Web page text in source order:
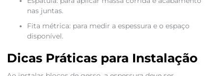
nas juntas.
Fita métrica: para medir a espessura e o espaço
disponível.
Dicas Práticas para Instalação